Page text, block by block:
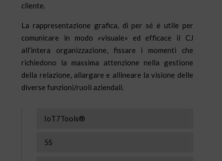
cliente.
La rappresentazione grafica, di per sé è utile per
comunicare in modo «visuale» ed efficace il CJ
all’intera organizzazione, fissare i momenti che
richiedono la massima attenzione nella gestione
della relazione, allargare e allineare la visione delle
diverse funzioni/ruoli aziendali.
IoT7Tools®
5S